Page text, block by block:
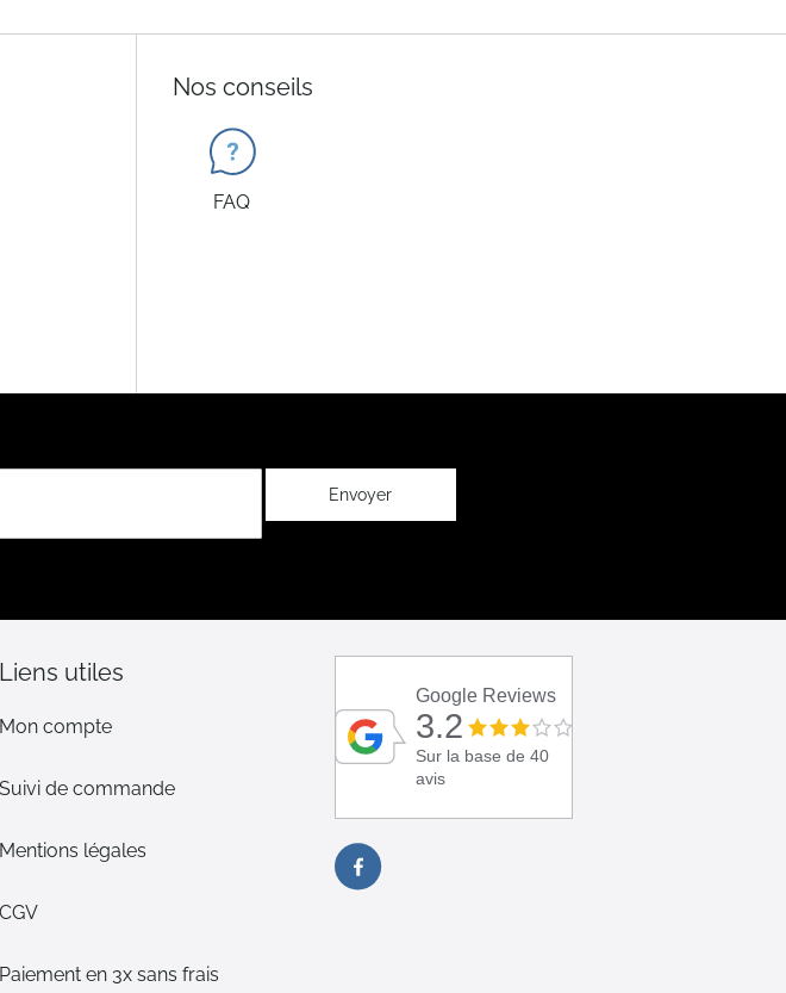
Nos conseils
FAQ
Envoyer
Liens utiles
Mon compte
Suivi de commande
Mentions légales
CGV
Paiement en 3x sans frais
Google Reviews
3.2
Sur la base de 40
avis